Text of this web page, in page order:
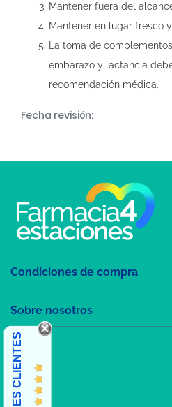
Mantener fuera del
Mantener en lugar fresco
La toma de
embarazo y lactancia
recomendación médica.
Fecha revisión:
Condiciones de compra
Sobre nosotros